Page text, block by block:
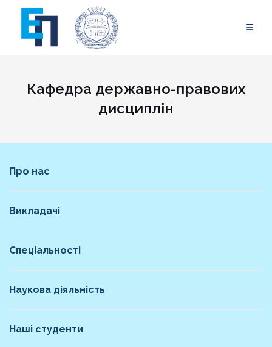
content
Кафедра державно-правових
дисциплін
Про нас
Викладачі
Спеціальності
Наукова діяльність
Наші студенти